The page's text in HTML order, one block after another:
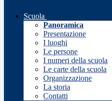
Scuola
Panoramica
Presentazione
I luoghi
Le persone
I numeri della scuola
Le carte della scuola
Organizzazione
La storia
Contatti